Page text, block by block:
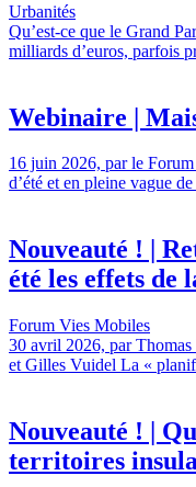
Urbanités
Qu’est-ce que le Grand
milliards d’euros, parfois
Webinaire |
16 juin 2026, par le
d’été et en pleine vague
Nouveauté ! |
été les effets de
Forum Vies Mobiles
30 avril 2026, par
et Gilles Vuidel La «
Nouveauté ! |
territoires